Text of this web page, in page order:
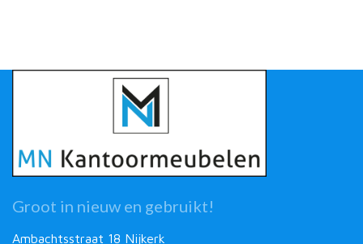
Groot in nieuw en gebruikt!
Ambachtsstraat 18 Nijkerk